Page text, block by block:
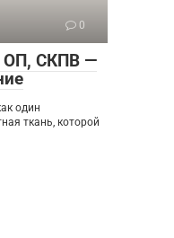
0
ОП, СКПВ —
один
ткань, которой